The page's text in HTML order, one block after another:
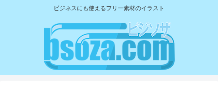
ビジネスにも使えるフリー素材のイラスト